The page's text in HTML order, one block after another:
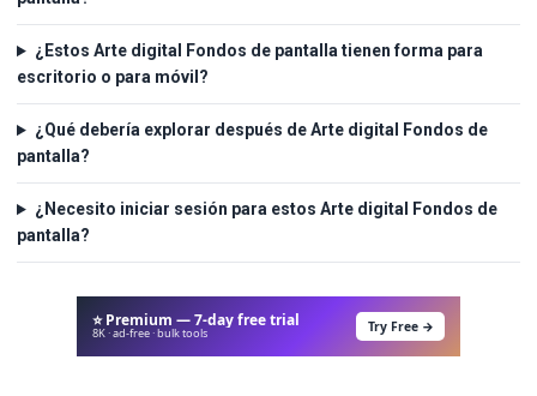
¿Estos Arte digital Fondos de pantalla tienen forma para
escritorio o para móvil?
¿Qué debería explorar después de Arte digital Fondos de
pantalla?
¿Necesito iniciar sesión para estos Arte digital Fondos de
pantalla?
⭐ Premium — 7-day free trial
8K · ad-free · bulk tools Try Free →